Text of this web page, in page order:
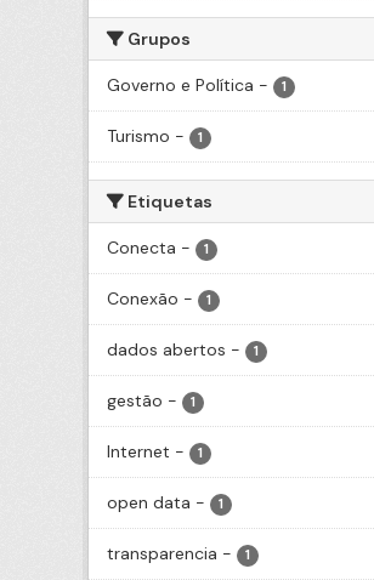
Grupos
Governo e Política - 1
Turismo - 1
Etiquetas
Conecta - 1
Conexão - 1
dados abertos - 1
gestão - 1
Internet - 1
open data - 1
transparencia - 1